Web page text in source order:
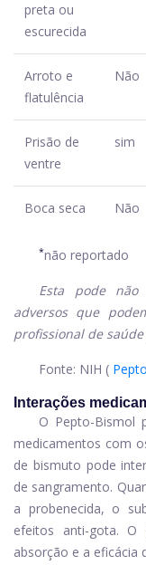
preta ou
escurecida
Arroto e
flatulência
Não
Prisão de
ventre
sim
Boca seca Não
*não reportado
Esta pode
adversos que
profissional de
Fonte: NIH (
Interações
O Pepto-Bismol
medicamentos com
de bismuto pode
de sangramento.
a probenecida, o
efeitos anti-gota. O
absorção e a eficácia